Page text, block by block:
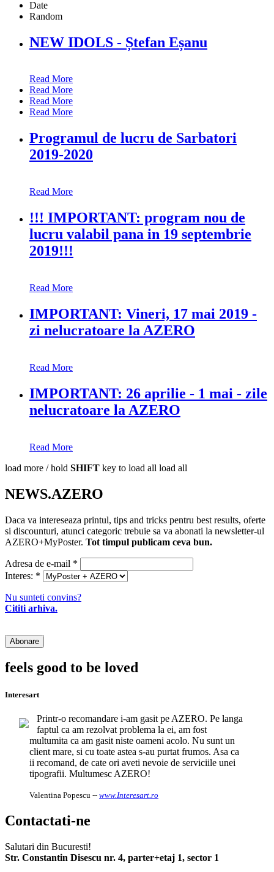
Date
Random
NEW IDOLS - Ștefan Eșanu
Read More
Read More
Read More
Read More
Programul de lucru de Sarbatori
2019-2020
Read More
!!! IMPORTANT: program nou de
lucru valabil pana in 19 septembrie
2019!!!
Read More
IMPORTANT: Vineri, 17 mai 2019 -
zi nelucratoare la AZERO
Read More
IMPORTANT: 26 aprilie - 1 mai - zile
nelucratoare la AZERO
Read More
load more / hold SHIFT key to load all load all
NEWS.AZERO
Daca va intereseaza printul, tips and tricks pentru best results, oferte
si discounturi, atunci categoric trebuie sa va abonati la newsletter-ul
AZERO+MyPoster. Tot timpul publicam ceva bun.
Adresa de e-mail *
Interes: *
Nu sunteti convins?
Cititi arhiva.
feels good to be loved
Interesart
Printr-o recomandare i-am gasit pe AZERO. Pe langa
faptul ca am rezolvat problema la ei, am fost
multumita ca am gasit niste oameni acolo. Nu sunt un
client mare, si cu toate astea s-au purtat frumos. Asa ca
ii recomand, de cate ori aveti nevoie de serviciile unei
tipografii. Multumesc AZERO!
Valentina Popescu -- www.Interesart.ro
Contactati-ne
Salutari din Bucuresti!
Str. Constantin Disescu nr. 4, parter+etaj 1, sector 1